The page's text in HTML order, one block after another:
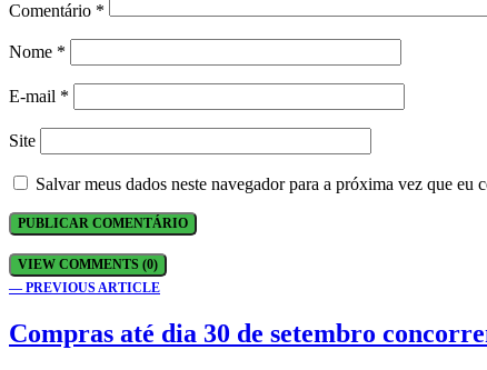
Comentário *
Nome *
E-mail *
Site
Salvar meus dados neste navegador para a próxima vez que eu
VIEW COMMENTS (0)
— PREVIOUS ARTICLE
Compras até dia 30 de setembro